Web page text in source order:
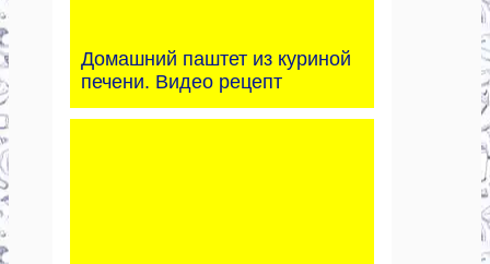
Домашний паштет из куриной
печени. Видео рецепт